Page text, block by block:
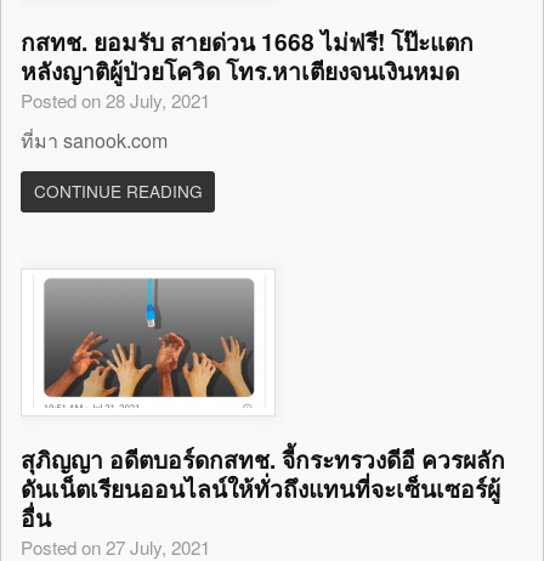
กสทช. ยอมรับ สายด่วน 1668 ไม่ฟรี! โป๊ะแตก
หลังญาติผู้ป่วยโควิด โทร.หาเตียงจนเงินหมด
Posted on 28 July, 2021
ที่มา sanook.com
CONTINUE READING
สุภิญญา อดีตบอร์ดกสทช. จี้กระทรวงดีอี ควรผลัก
ดันเน็ตเรียนออนไลน์ให้ทั่วถึงแทนที่จะเซ็นเซอร์ผู้
อื่น
Posted on 27 July, 2021